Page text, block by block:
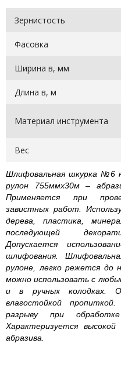
Зернистость
Фасовка
Ширина в, мм
Длина в, м
Материал инструмента
Вес
Шлифовальная шкурка №6
рулон 755ммх30м –
Применяется при
завистных работ.
дерева, пластика,
последующей
Допускается
шлифования.
рулоне, легко режется до
можно использовать с
и в ручных колодках.
влагостойкой
разрыву при обработке
Характеризуется
абразива.